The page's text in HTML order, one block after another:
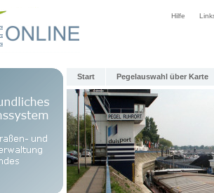
Hilfe
Start Pegelauswahl über Karte